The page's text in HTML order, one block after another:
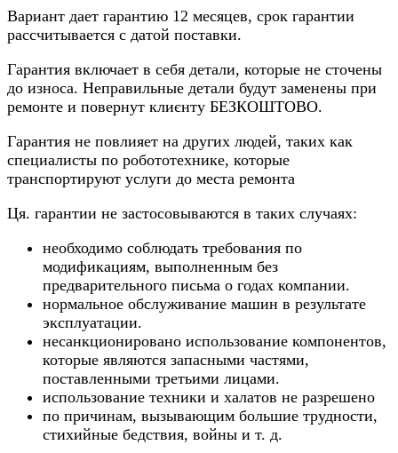
Вариант дает гарантию 12 месяцев, срок гарантии
рассчитывается с датой поставки.
Гарантия включает в себя детали, которые не сточены
до износа. Неправильные детали будут заменены при
ремонте и повернут клиєнту БЕЗКОШТОВО.
Гарантия не повлияет на других людей, таких как
специалисты по робототехнике, которые
транспортируют услуги до места ремонта
Ця. гарантии не застосовываются в таких случаях:
необходимо соблюдать требования по
модификациям, выполненным без
предварительного письма о годах компании.
нормальное обслуживание машин в результате
эксплуатации.
несанкционировано использование компонентов,
которые являются запасными частями,
поставленными третьими лицами.
использование техники и халатов не разрешено
по причинам, вызывающим большие трудности,
стихийные бедствия, войны и т. д.